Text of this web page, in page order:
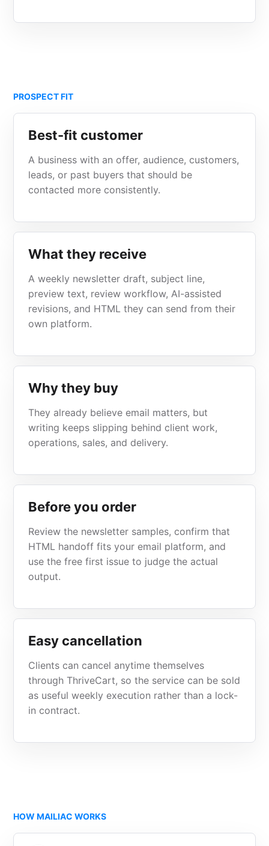
PROSPECT FIT
Best-fit customer
A business with an offer, audience, customers,
leads, or past buyers that should be
contacted more consistently.
What they receive
A weekly newsletter draft, subject line,
preview text, review workflow, AI-assisted
revisions, and HTML they can send from their
own platform.
Why they buy
They already believe email matters, but
writing keeps slipping behind client work,
operations, sales, and delivery.
Before you order
Review the newsletter samples, confirm that
HTML handoff fits your email platform, and
use the free first issue to judge the actual
output.
Easy cancellation
Clients can cancel anytime themselves
through ThriveCart, so the service can be sold
as useful weekly execution rather than a lock-
in contract.
HOW MAILIAC WORKS